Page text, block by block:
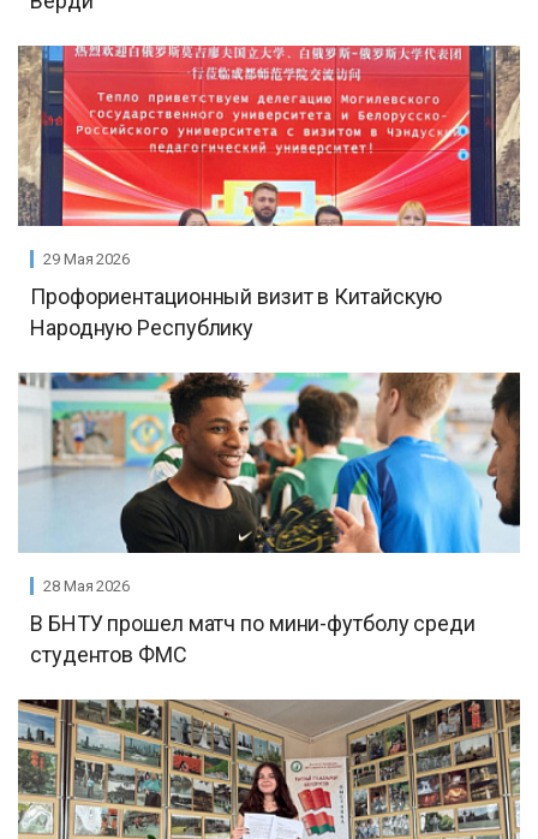
29 Мая 2026
Профориентационный визит в Китайскую
Народную Республику
28 Мая 2026
В БНТУ прошел матч по мини-футболу среди
студентов ФМС